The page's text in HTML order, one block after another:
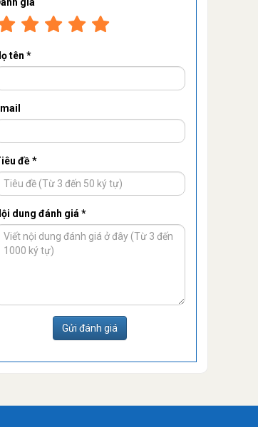
giá
tên *
đề *
dung đánh giá *
Gửi đánh giá